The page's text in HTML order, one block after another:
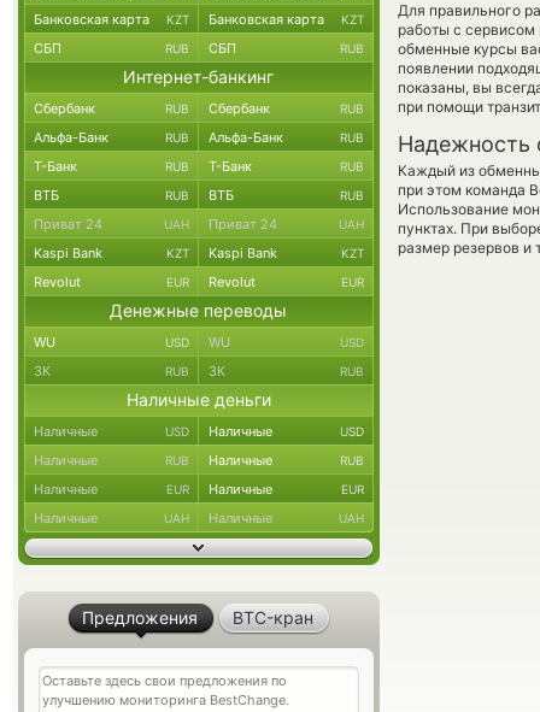
Для правильного
работы с
обменные курсы
появлении
показаны, вы
при помощи
Надежность
Каждый из
при этом команда
Использование
пунктах. При
размер резервов и
Банковская карта KZT Банковская карта KZT
СБП RUB СБП RUB
Интернет-банкинг
Сбербанк RUB Сбербанк RUB
Альфа-Банк RUB Альфа-Банк RUB
Т-Банк RUB Т-Банк RUB
ВТБ RUB ВТБ RUB
Приват 24 UAH Приват 24 UAH
Kaspi Bank KZT Kaspi Bank KZT
Revolut EUR Revolut EUR
Денежные переводы
WU USD WU USD
ЗК RUB ЗК RUB
Наличные деньги
Наличные USD Наличные USD
Наличные RUB Наличные RUB
Наличные EUR Наличные EUR
Наличные UAH Наличные UAH
Предложения BTC-кран